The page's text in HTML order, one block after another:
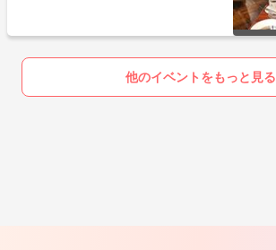
他のイベントをもっと見る